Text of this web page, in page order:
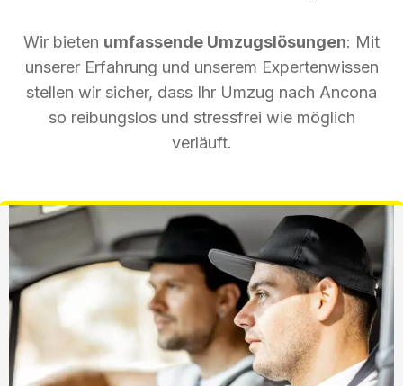
Wir bieten umfassende Umzugslösungen: Mit
unserer Erfahrung und unserem Expertenwissen
stellen wir sicher, dass Ihr Umzug nach Ancona
so reibungslos und stressfrei wie möglich
verläuft.